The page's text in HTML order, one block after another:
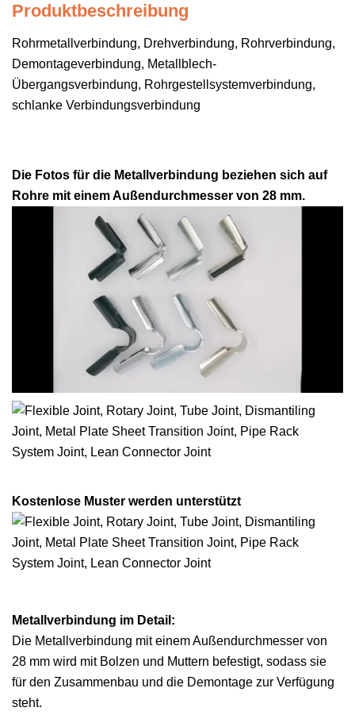
Produktbeschreibung
Rohrmetallverbindung, Drehverbindung, Rohrverbindung,
Demontageverbindung, Metallblech-
Übergangsverbindung, Rohrgestellsystemverbindung,
schlanke Verbindungsverbindung
Die Fotos für die Metallverbindung beziehen sich auf
Rohre mit einem Außendurchmesser von 28 mm.
Kostenlose Muster werden unterstützt
Metallverbindung im Detail:
Die Metallverbindung mit einem Außendurchmesser von
28 mm wird mit Bolzen und Muttern befestigt, sodass sie
für den Zusammenbau und die Demontage zur Verfügung
steht.